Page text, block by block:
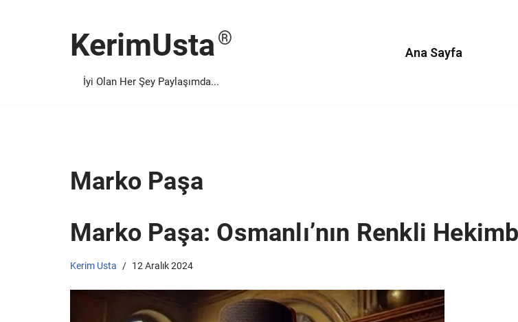
KerimUsta
İyi Olan Her Şey Paylaşımda...
Ana Sayfa
Marko Paşa
Marko Paşa: Osmanlı’nın Renkli
Kerim Usta 12 Aralık 2024